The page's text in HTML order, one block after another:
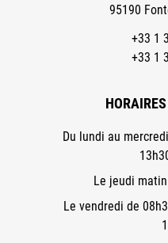
95190
+33 1
+33 1
Du lundi au
Le jeudi
Le vendredi de